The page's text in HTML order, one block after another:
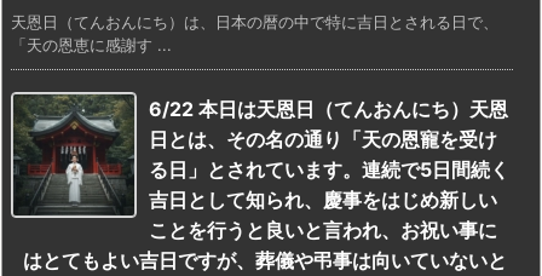
天恩日（てんおんにち）は、日本の暦の中で特に吉日とされる日で、
「天の恩恵に感謝す ...
6/22 本日は天恩日（てんおんにち）天恩
日とは、その名の通り「天の恩寵を受け
る日」とされています。連続で5日間続く
吉日として知られ、慶事をはじめ新しい
ことを行うと良いと言われ、お祝い事に
はとてもよい吉日ですが、葬儀や弔事は向いていないと